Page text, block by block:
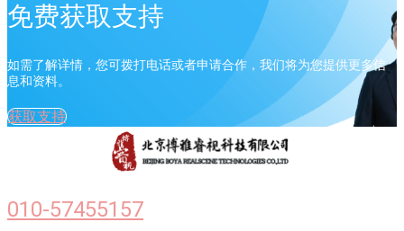
免费获取支持
如需了解详情，您可拨打电话或者申请合作，我们将为您提供更多信
息和资料。
获取支持
010-57455157